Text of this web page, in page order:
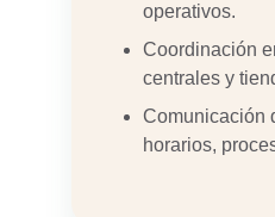
operativos.
Coordinación
centrales y
Comunicación
horarios,